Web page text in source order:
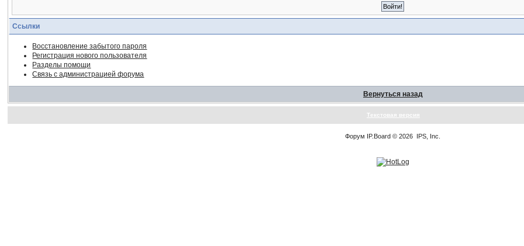
Ссылки
Восстановление забытого пароля
Регистрация нового пользователя
Разделы помощи
Связь с администрацией форума
Вернуться назад
Текстовая версия
Форум IP.Board © 2026 IPS, Inc